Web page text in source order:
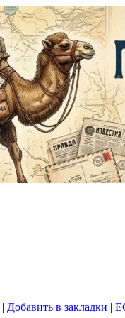
| Добавить в закладки |